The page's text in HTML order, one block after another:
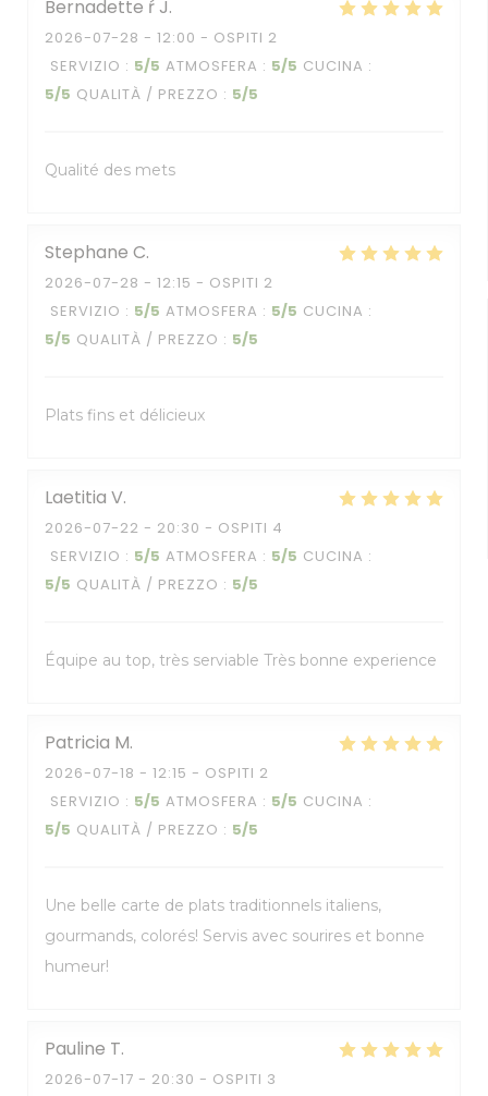
Bernadette ŕJ
2026-07-28 - 12:00 - OSPITI 2
SERVIZIO : 5/5 ATMOSFERA : 5/5 CUCINA :
5/5 QUALITÀ / PREZZO : 5/5
Qualité des mets
Stephane C
2026-07-28 - 12:15 - OSPITI 2
SERVIZIO : 5/5 ATMOSFERA : 5/5 CUCINA :
5/5 QUALITÀ / PREZZO : 5/5
Plats fins et délicieux
Laetitia V
2026-07-22 - 20:30 - OSPITI 4
SERVIZIO : 5/5 ATMOSFERA : 5/5 CUCINA :
5/5 QUALITÀ / PREZZO : 5/5
Équipe au top, très serviable Très bonne experience
Patricia M
2026-07-18 - 12:15 - OSPITI 2
SERVIZIO : 5/5 ATMOSFERA : 5/5 CUCINA :
5/5 QUALITÀ / PREZZO : 5/5
Une belle carte de plats traditionnels italiens,
gourmands, colorés! Servis avec sourires et bonne
humeur!
Pauline T
2026-07-17 - 20:30 - OSPITI 3